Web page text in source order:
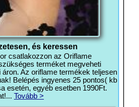
és keressen
csatlakozzon az Oriflame
terméket megveheti
Az oriflame termékek teljesen
Belépés ingyenes 25 pontos( kb
esetén, egyéb esetben 1990Ft.
Tovább >